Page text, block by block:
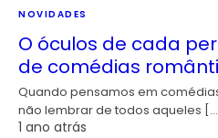
NOVIDADES
O óculos de cada
de comédias
Quando pensamos em
não lembrar de todos aqueles […]
1 ano atrás